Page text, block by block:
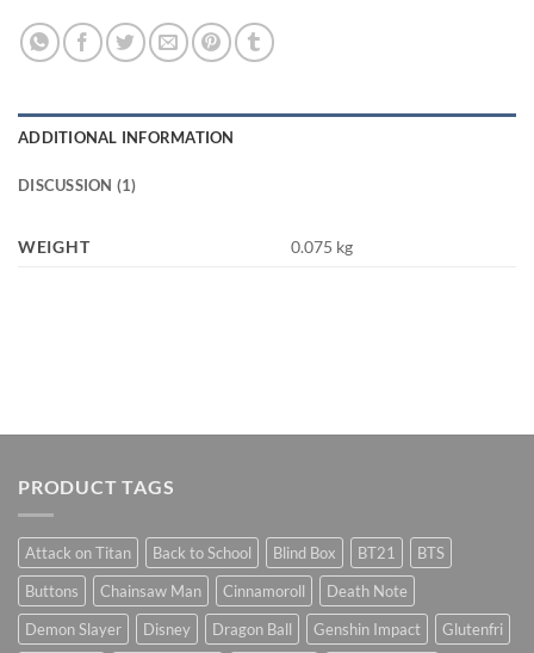
ADDITIONAL INFORMATION
DISCUSSION (1)
WEIGHT 0.075 kg
PRODUCT TAGS
Attack on Titan Back to School Blind Box BT21
BTS
Buttons
Chainsaw Man Cinnamoroll
Death Note
Demon Slayer
Disney Dragon Ball Genshin Impact
Glutenfri